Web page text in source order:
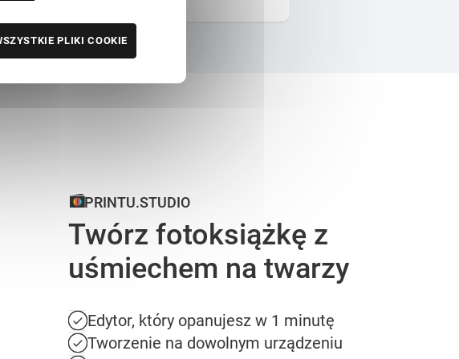
PRINTU.STUDIO
Twórz fotoksiążkę z
uśmiechem na twarzy
Edytor, który opanujesz w 1 minutę
Tworzenie na dowolnym urządzeniu
PLIKI COOKIE